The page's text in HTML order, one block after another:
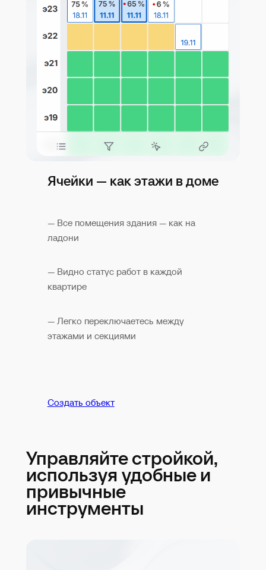
Ячейки — как этажи в доме
— Все помещения здания — как на
ладони
— Видно статус работ в каждой
квартире
— Легко переключаетесь между
этажами и секциями
Создать объект
Управляйте стройкой,
используя удобные и
привычные
инструменты